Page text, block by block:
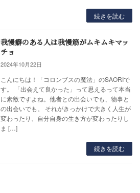
続きを読む
我慢癖のある人は我慢筋がムキムキマッ
チョ
2024年10月22日
こんにちは！「コロンブスの魔法」のSAORIで
す。 「出会えて良かった」って思えるって本当
に素敵ですよね。他者との出会いでも、物事と
の出会いでも。 それがきっかけで大きく人生が
変わったり、自分自身の生き方が変わったりし
ま […]
続きを読む